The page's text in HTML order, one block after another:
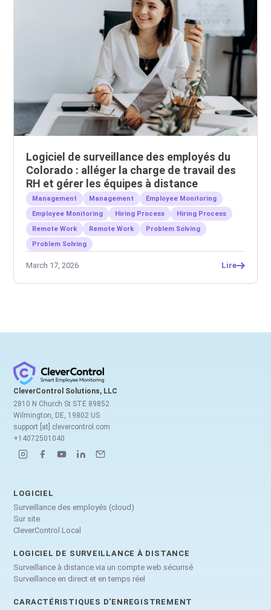
Logiciel de surveillance des employés du
Colorado : alléger la charge de travail des
RH et gérer les équipes à distance
Management Management
Employee Monitoring
Employee Monitoring
Hiring Process
Hiring Process
Remote Work
Remote Work
Problem Solving
Problem Solving
March 17, 2026 Lire
CleverControl Solutions, LLC
2810 N Church St STE 89852
Wilmington, DE, 19802 US
support [at] clevercontrol.com
+14072501040
LOGICIEL
Surveillance des employés (cloud)
Sur site
CleverControl Local
LOGICIEL DE SURVEILLANCE À DISTANCE
Surveillance à distance via un compte web sécurisé
Surveillance en direct et en temps réel
CARACTÉRISTIQUES D'ENREGISTREMENT